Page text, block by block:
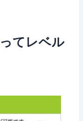
てレベル